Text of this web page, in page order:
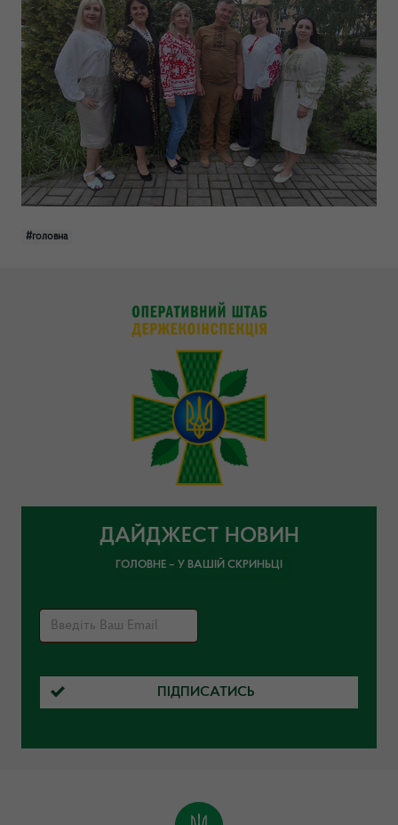
#головна
ДАЙДЖЕСТ НОВИН
ГОЛОВНЕ – У ВАШІЙ СКРИНЬЦІ
ПІДПИСАТИСЬ